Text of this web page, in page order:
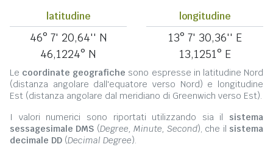
latitudine
46° 7' 20,64'' N
46,1224° N
longitudine
13° 7' 30,36'' E
13,1251° E
Le coordinate geografiche sono espresse in latitudine Nord
(distanza angolare dall'equatore verso Nord) e longitudine
Est (distanza angolare dal meridiano di Greenwich verso Est).
I valori numerici sono riportati utilizzando sia il sistema
sessagesimale DMS (Degree, Minute, Second), che il sistema
decimale DD (Decimal Degree).